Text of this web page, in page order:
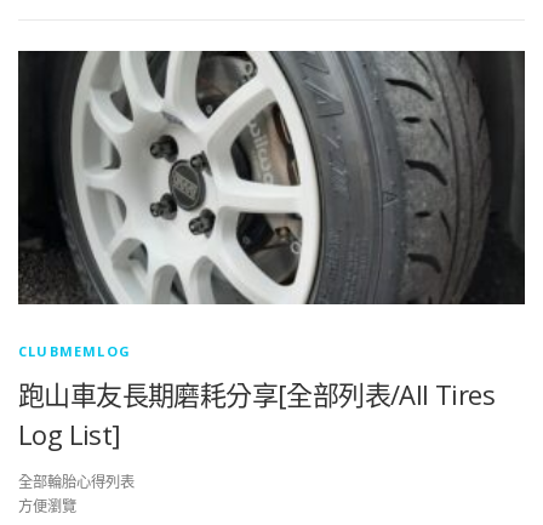
CLUBMEMLOG
跑山車友長期磨耗分享[全部列表/All Tires
Log List]
全部輪胎心得列表
方便瀏覽